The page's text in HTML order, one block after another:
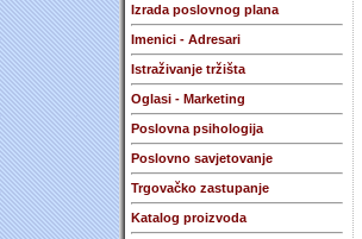
Izrada poslovnog plana
Imenici - Adresari
Istraživanje tržišta
Oglasi - Marketing
Poslovna psihologija
Poslovno savjetovanje
Trgovačko zastupanje
Katalog proizvoda